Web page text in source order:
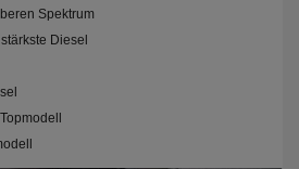
Spektrum
Diesel